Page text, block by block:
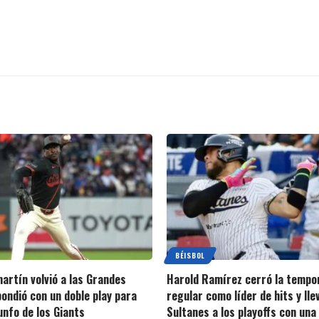
volvió a las Grandes
con un doble play para
de los Giants
BÉISBOL
Harold Ramírez cerró la
regular como líder de hits y
Sultanes a los playoffs con